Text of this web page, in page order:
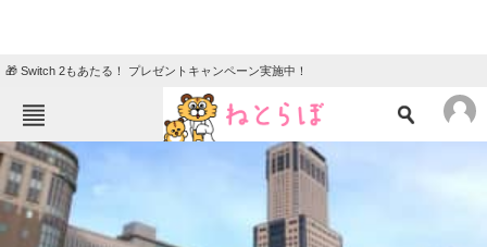
🎁 Switch 2もあたる！ プレゼントキャンペーン実施中！
ねとらぼメニュー
TOP ニュース
エンタメ クイズ